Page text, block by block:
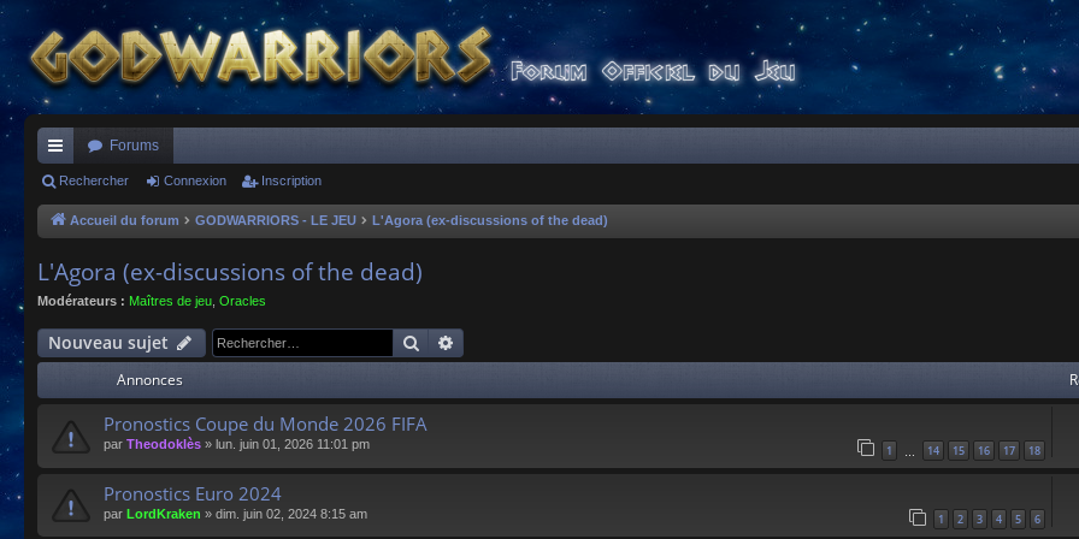
ac
co
s
Forums
Rechercher Connexion Inscription
Accueil du forum GODWARRIORS - LE JEU L'Agora (ex-discussions of the dead)
L'Agora (ex-discussions of the dead)
Modérateurs : Maîtres de jeu Oracles
Nouveau sujet Rechercher
Annonces
Pronostics Coupe du Monde 2026 FIFA
par Theodoklès » lun. juin 01, 2026 11:01 pm 1 14 15 16 17 18
Pronostics Euro 2024
par LordKraken » dim. juin 02, 2024 8:15 am 1 2 3 4 5 6